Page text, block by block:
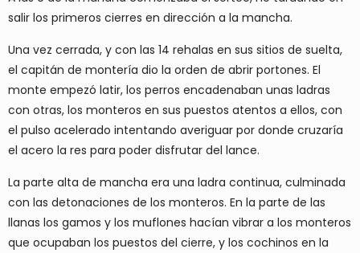
salir los primeros cierres en dirección a la mancha.
Una vez cerrada, y con las 14 rehalas en sus sitios de suelta,
el capitán de montería dio la orden de abrir portones. El
monte empezó latir, los perros encadenaban unas ladras
con otras, los monteros en sus puestos atentos a ellos, con
el pulso acelerado intentando averiguar por donde cruzaría
el acero la res para poder disfrutar del lance.
La parte alta de mancha era una ladra continua, culminada
con las detonaciones de los monteros. En la parte de las
llanas los gamos y los muflones hacían vibrar a los monteros
que ocupaban los puestos del cierre, y los cochinos en la